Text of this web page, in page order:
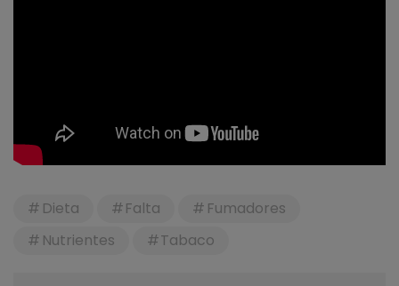
Dieta Falta
Fumadores
Nutrientes
Tabaco